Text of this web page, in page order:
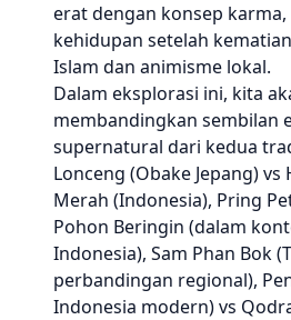
erat dengan konsep karma,
kehidupan setelah
Islam dan animisme lokal.
Dalam eksplorasi ini, kita
membandingkan sembilan
supernatural dari kedua
Lonceng (Obake Jepang) vs
Merah (Indonesia), Pring
Pohon Beringin (dalam
Indonesia), Sam Phan Bok
perbandingan regional),
Indonesia modern) vs